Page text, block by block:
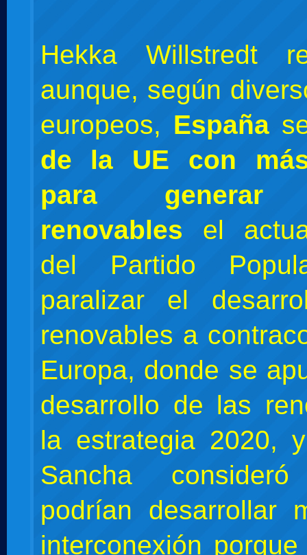
Hekka Willstredt
aunque, según
europeos, España
de la UE con
para generar
renovables el
del Partido
paralizar el
renovables a
Europa, donde se
desarrollo de las
la estrategia 2020,
Sancha
podrían desarrollar
interconexión